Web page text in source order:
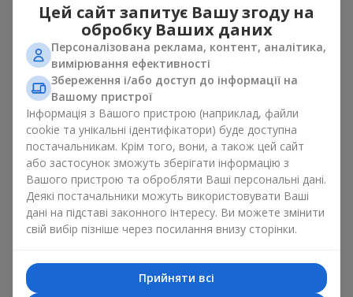
декору. Це може бутитортикабомаленька м’яка іграшка
Для яскравих є сенс використати більш сміливі додаткові
акценти, як вишукані цукеркичи дорогі сувеніри.
Сувенірна продукція для букетів повинна вибиратись,
враховуючи й привід, і людину, якій адресований подарунок.
Якщо сумніваєтесь, яка сувенірна продукція для букетів вам
потрібна — обирайте універсальні маленькі приємності,
широкий вибір яких знайдеться у нашому каталозі.
Сувеніри до букетів на різні свята
Свято задає настрій, а сувенірна продукція для букетів його
підкреслює. Саме тому сувеніри для квітів часто обирають з
урахуванням дати та події. В нашому асортименті
будь-якого свята і може бути розрахована на будь-який
бюджет.
Цей сайт запитує Вашу згоду на
обробку Ваших даних
Персоналізована реклама, контент, аналітика,
вимірювання ефективності
Збереження і/або доступ до інформації на
Вашому пристрої
Інформація з Вашого пристрою (наприклад, файли
cookie та унікальні ідентифікатори) буде доступна
постачальникам. Крім того, вони, а також цей сайт
або застосунок зможуть зберігати інформацію з
Вашого пристрою та обробляти Ваші персональні дані.
Деякі постачальники можуть використовувати Ваші
дані на підставі законного інтересу. Ви можете змінити
свій вибір пізніше через посилання внизу сторінки.
Прийняти всі